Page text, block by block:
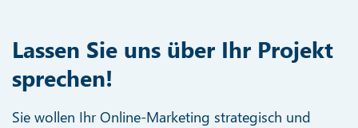
Lassen Sie uns über Ihr Projekt
sprechen!
Sie wollen Ihr Online-Marketing strategisch und